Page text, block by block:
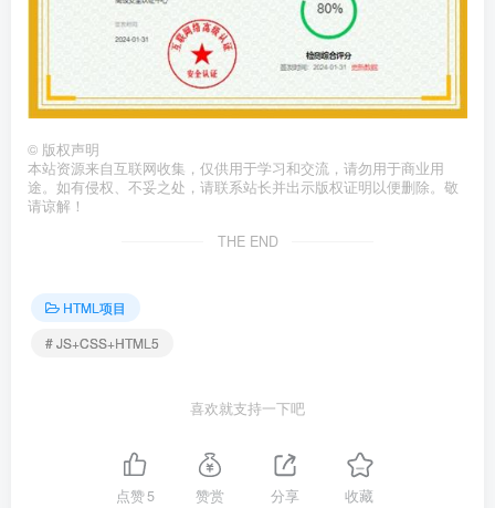
© 版权声明
本站资源来自互联网收集，仅供用于学习和交流，请勿用于商业用
途。如有侵权、不妥之处，请联系站长并出示版权证明以便删除。敬
请谅解！
THE END
HTML项目
# JS+CSS+HTML5
喜欢就支持一下吧
点赞5 赞赏 分享 收藏